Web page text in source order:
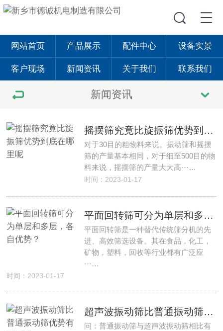
网站首页 产品展示 配件中心 设备实景
客户现场 新闻资讯 关于我们 联系我们
新闻资讯
摇摆筛究竟比旋振筛优势到底在哪里呢
对于30目的粗物料来说。振动筛和摇摆
筛的产量基本相同，对于细至500目的物
料来说，摇摆筛的产量大大高···…
时间：2023-01-17
平面回转筛可分为单层和多层，各自优势？
平面回转筛是一种替代传统筛分机的先
进、高效筛选设备。其在食品，化工，
矿物，塑料，回收等行业都有广泛应
···…
时间：2023-01-17
超声波振动筛比普通振动筛优势有哪些？
问：普通振动筛与超声波振动筛相比有